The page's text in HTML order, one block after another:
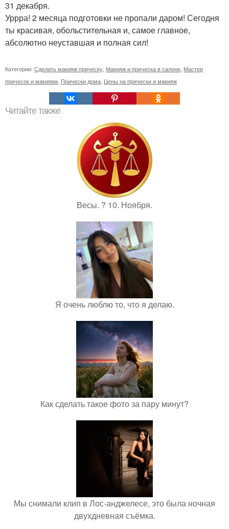
31 декабря.
Уррра! 2 месяца подготовки не пропали даром! Сегодня
ты красивая, обольстительная и, самое главное,
абсолютно неуставшая и полная сил!
Категории: Сделать макияж прическу Макияж и прическа в салоне Мастер
причесок и макияжа Прически дома Цены на прически и макияж
Читайте также
Весы. ? 10. Ноября.
Я очень люблю то, что я делаю.
Как сделать такое фото за пару минут?
Мы снимали клип в Лос-анджелесе, это была ночная
двухдневная съёмка.